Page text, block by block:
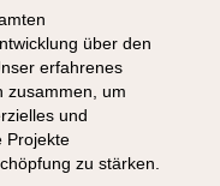
über den
erfahrenes
zusammen, um
und
Projekte
zu stärken.